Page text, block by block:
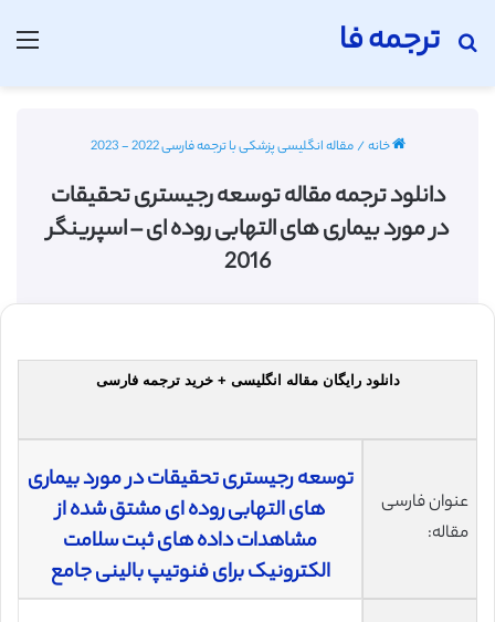
ترجمه فا
جستجو برای
خانه/مقاله انگلیسی پزشکی با ترجمه فارسی 2022 - 2023
دانلود ترجمه مقاله توسعه رجیستری تحقیقات
در مورد بیماری های التهابی روده ای – اسپرینگر
2016
دانلود رایگان مقاله انگلیسی + خرید ترجمه فارسی
عنوان فارسی
مقاله:
توسعه رجیستری تحقیقات در مورد بیماری
های التهابی روده ای مشتق شده از
مشاهدات داده های ثبت سلامت
الکترونیک برای فنوتیپ بالینی جامع